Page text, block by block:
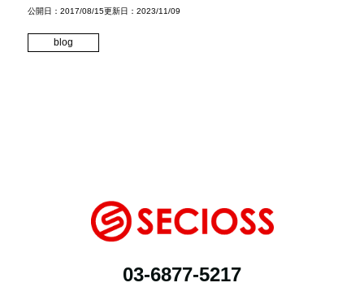
公開日：2017/08/15更新日：2023/11/09
blog
03-6877-5217